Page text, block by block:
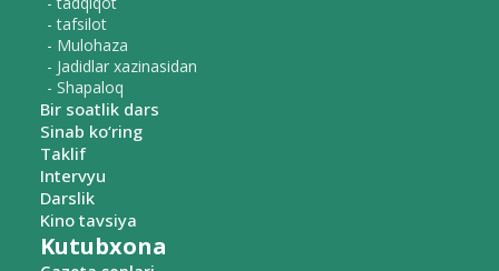
- tafsilot
- Mulohaza
- Jadidlar xazinasidan
- Shapaloq
Bir soatlik dars
Sinab ko‘ring
Taklif
Intervyu
Darslik
Kino tavsiya
Kutubxona